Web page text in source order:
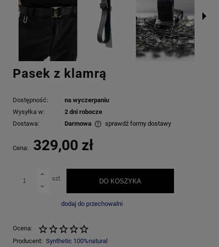
Pasek z klamrą
Dostępność:
na wyczerpaniu
Wysyłka w:
2 dni robocze
Dostawa:
Darmowa
sprawdź formy dostawy
Cena: 329,00 zł
szt. DO KOSZYKA
dodaj do przechowalni
Ocena:
Producent: Synthetic 100%natural